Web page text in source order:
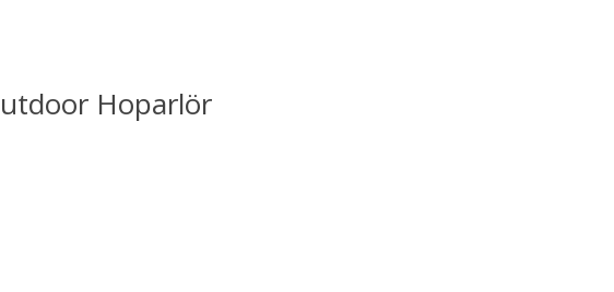
Hoparlör